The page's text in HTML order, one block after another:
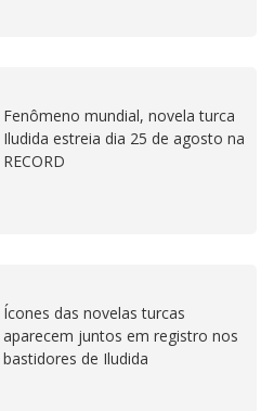
Fenômeno mundial, novela turca
Iludida estreia dia 25 de agosto na
RECORD
Ícones das novelas turcas
aparecem juntos em registro nos
bastidores de Iludida